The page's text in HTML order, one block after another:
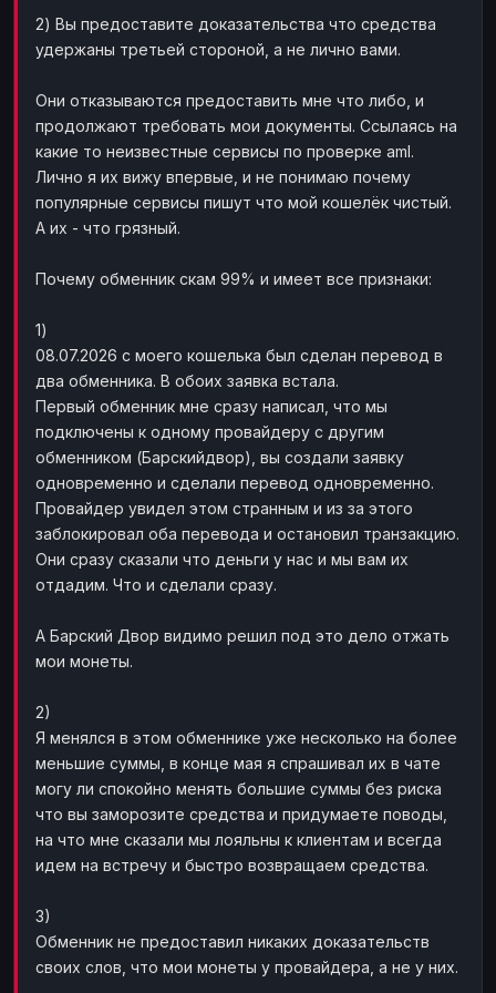
2) Вы предоставите доказательства что средства
удержаны третьей стороной, а не лично вами.
Они отказываются предоставить мне что либо, и
продолжают требовать мои документы. Ссылаясь на
какие то неизвестные сервисы по проверке aml.
Лично я их вижу впервые, и не понимаю почему
популярные сервисы пишут что мой кошелёк чистый.
А их - что грязный.
Почему обменник скам 99% и имеет все признаки:
1)
08.07.2026 с моего кошелька был сделан перевод в
два обменника. В обоих заявка встала.
Первый обменник мне сразу написал, что мы
подключены к одному провайдеру с другим
обменником (Барскийдвор), вы создали заявку
одновременно и сделали перевод одновременно.
Провайдер увидел этом странным и из за этого
заблокировал оба перевода и остановил транзакцию.
Они сразу сказали что деньги у нас и мы вам их
отдадим. Что и сделали сразу.
А Барский Двор видимо решил под это дело отжать
мои монеты.
2)
Я менялся в этом обменнике уже несколько на более
меньшие суммы, в конце мая я спрашивал их в чате
могу ли спокойно менять большие суммы без риска
что вы заморозите средства и придумаете поводы,
на что мне сказали мы лояльны к клиентам и всегда
идем на встречу и быстро возвращаем средства.
3)
Обменник не предоставил никаких доказательств
своих слов, что мои монеты у провайдера, а не у них.